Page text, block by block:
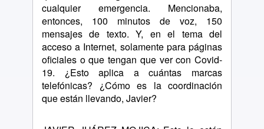
cualquier emergencia. Mencionaba,
entonces, 100 minutos de voz, 150
mensajes de texto. Y, en el tema del
acceso a Internet, solamente para páginas
oficiales o que tengan que ver con Covid-
19. ¿Esto aplica a cuántas marcas
telefónicas? ¿Cómo es la coordinación
que están llevando, Javier?